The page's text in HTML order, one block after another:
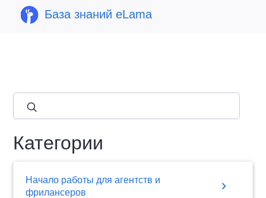
База знаний eLama
Категории
Начало работы для агентств и
фрилансеров
chevron_right